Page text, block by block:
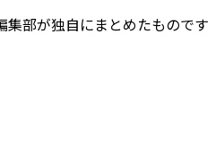
集部が独自にまとめたものです